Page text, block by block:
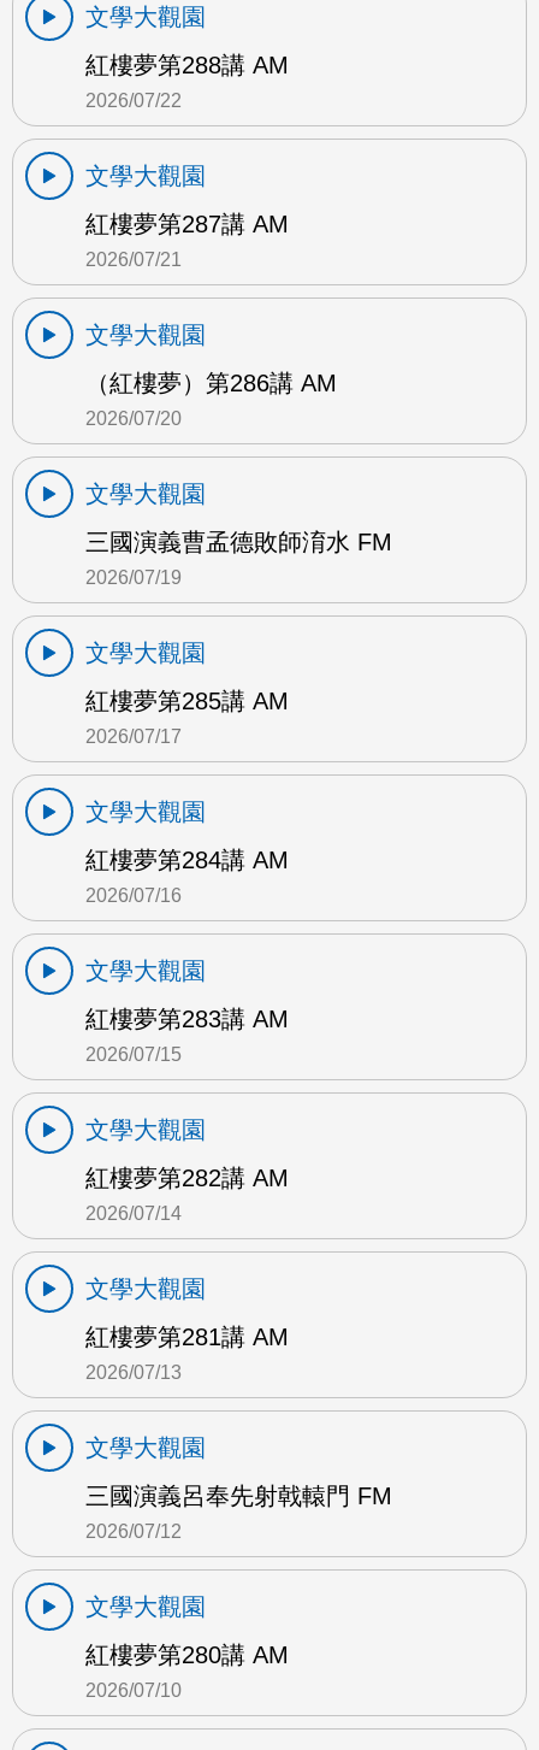
文學大觀園
紅樓夢第288講 AM
2026/07/22
文學大觀園
紅樓夢第287講 AM
2026/07/21
文學大觀園
（紅樓夢）第286講 AM
2026/07/20
文學大觀園
三國演義曹孟德敗師淯水 FM
2026/07/19
文學大觀園
紅樓夢第285講 AM
2026/07/17
文學大觀園
紅樓夢第284講 AM
2026/07/16
文學大觀園
紅樓夢第283講 AM
2026/07/15
文學大觀園
紅樓夢第282講 AM
2026/07/14
文學大觀園
紅樓夢第281講 AM
2026/07/13
文學大觀園
三國演義呂奉先射戟轅門 FM
2026/07/12
文學大觀園
紅樓夢第280講 AM
2026/07/10